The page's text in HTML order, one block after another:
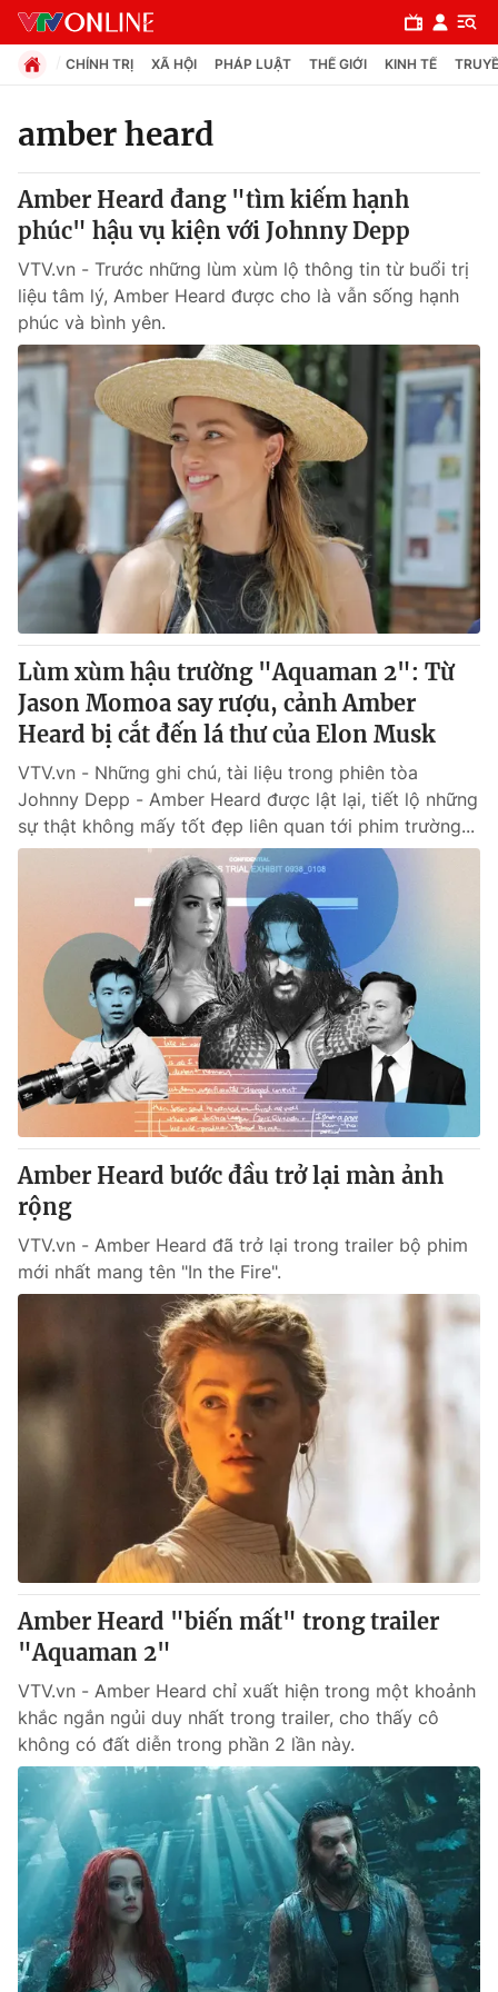
Chuyên mục
Chính trị
Xã hội
Pháp luật
Y tế
Thế giới
Tin tức
Thế giới đó đây
Câu chuyện quốc tế
Kinh tế
Tài chính
Thị trường
Góc doanh nghiệp
Dữ liệu và đời sống
Truyền hình
Phim VTV
Hậu trường
Nhân vật
Khán giả
Giải trí
Điện ảnh
Âm nhạc
Đời sống
Du lịch
Chất lượng cuộc sống
Học trực tuyến
Công nghệ
Hitech Công nghệ tương lai
Sản phẩm
Thị trường
Tư vấn
Giao lưu trực tuyến
Lịch phát sóng
Chuyên mục khác
Emagazine Podcast
Photo Infographic
Shorts video
VTV Thể thao
Bất động sản
Tấm lòng Việt
Vươn mình bằng AI
VTV9 VTV8
Liên hệ tòa soạn English
THỜI BÁO VTV
Theo dõi báo trên
Cơ quan chủ quản:
Đài Truyền hình Việt Nam
Cơ quan báo chí:Thời báo VTV
CHÍNH TRỊ XÃ HỘI PHÁP LUẬT THẾ GIỚI KINH TẾ
amber heard
Amber Heard đang "tìm kiếm hạnh
phúc" hậu vụ kiện với Johnny Depp
VTV.vn - Trước những lùm xùm lộ thông tin từ buổi trị
liệu tâm lý, Amber Heard được cho là vẫn sống hạnh
phúc và bình yên.
Lùm xùm hậu trường "Aquaman 2": Từ
Jason Momoa say rượu, cảnh Amber
Heard bị cắt đến lá thư của Elon Musk
VTV.vn - Những ghi chú, tài liệu trong phiên tòa
Johnny Depp - Amber Heard được lật lại, tiết lộ những
sự thật không mấy tốt đẹp liên quan tới phim trường...
Amber Heard bước đầu trở lại màn ảnh
rộng
VTV.vn - Amber Heard đã trở lại trong trailer bộ phim
mới nhất mang tên "In the Fire".
Amber Heard "biến mất" trong trailer
"Aquaman 2"
VTV.vn - Amber Heard chỉ xuất hiện trong một khoảnh
khắc ngắn ngủi duy nhất trong trailer, cho thấy cô
không có đất diễn trong phần 2 lần này.